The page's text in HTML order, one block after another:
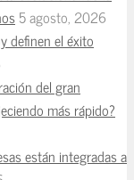
5 agosto, 2026
definen el éxito
del gran
más rápido?
están integradas a